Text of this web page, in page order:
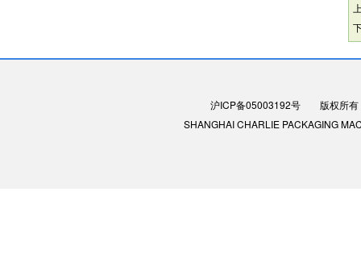
沪ICP备05003192号版权所有：
SHANGHAI CHARLIE PACKAGING